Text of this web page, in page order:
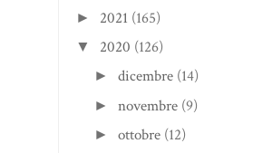
► 2021 (165)
▼ 2020 (126)
►dicembre (14)
►novembre (9)
►ottobre (12)